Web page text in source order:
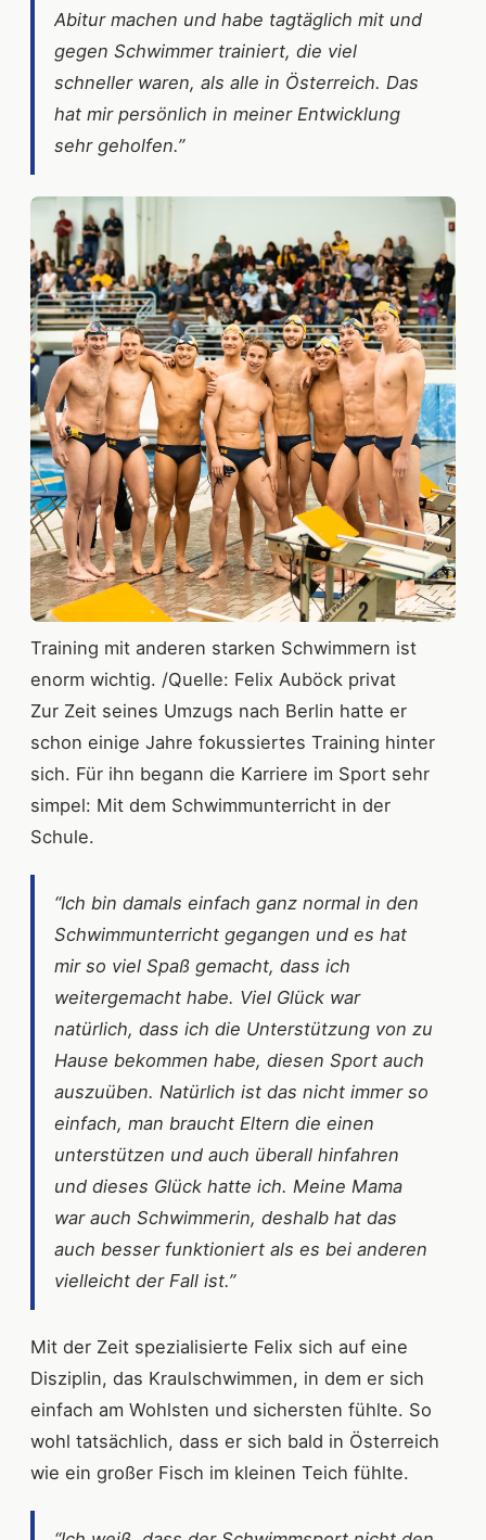
Abitur machen und habe tagtäglich mit und
gegen Schwimmer trainiert, die viel
schneller waren, als alle in Österreich. Das
hat mir persönlich in meiner Entwicklung
sehr geholfen.”
Training mit anderen starken Schwimmern ist
enorm wichtig. /Quelle: Felix Auböck privat
Zur Zeit seines Umzugs nach Berlin hatte er
schon einige Jahre fokussiertes Training hinter
sich. Für ihn begann die Karriere im Sport sehr
simpel: Mit dem Schwimmunterricht in der
Schule.
“Ich bin damals einfach ganz normal in den
Schwimmunterricht gegangen und es hat
mir so viel Spaß gemacht, dass ich
weitergemacht habe. Viel Glück war
natürlich, dass ich die Unterstützung von zu
Hause bekommen habe, diesen Sport auch
auszuüben. Natürlich ist das nicht immer so
einfach, man braucht Eltern die einen
unterstützen und auch überall hinfahren
und dieses Glück hatte ich. Meine Mama
war auch Schwimmerin, deshalb hat das
auch besser funktioniert als es bei anderen
vielleicht der Fall ist.”
Mit der Zeit spezialisierte Felix sich auf eine
Disziplin, das Kraulschwimmen, in dem er sich
einfach am Wohlsten und sichersten fühlte. So
wohl tatsächlich, dass er sich bald in Österreich
wie ein großer Fisch im kleinen Teich fühlte.